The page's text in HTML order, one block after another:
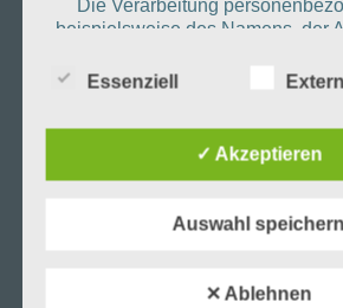
FRAGE 2
Lorem ipsum dolor sit amet,
dolore magna
Die Verarbeitung
beispielsweise des Namens, der
Person, erfolgt stets im
Übereinstimmung mit den für
landesspezifischen
Mittels dieser
und Zweck der von uns
mittels dieser
Essenziell
✓ Akzeptieren
Auswahl speichern
✕ Ablehnen